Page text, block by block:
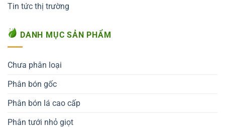
Tin tức thị trường
DANH MỤC SẢN PHẨM
Chưa phân loại
Phân bón gốc
Phân bón lá cao cấp
Phân tưới nhỏ giọt